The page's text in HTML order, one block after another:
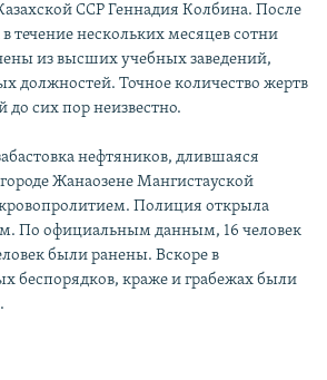
ССР Геннадия Колбина. После
течение нескольких месяцев сотни
из высших учебных заведений,
должностей. Точное количество жертв
до сих пор неизвестно.
нефтяников, длившаяся
Жанаозене Мангистауской
кровопролитием. Полиция открыла
По официальным данным, 16 человек
были ранены. Вскоре в
беспорядков, краже и грабежах были